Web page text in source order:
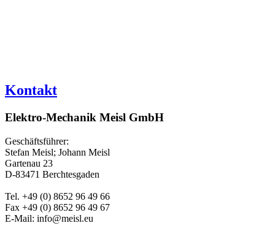
Kontakt
Elektro-Mechanik Meisl GmbH
Geschäftsführer:
Stefan Meisl; Johann Meisl
Gartenau 23
D-83471 Berchtesgaden
Tel. +49 (0) 8652 96 49 66
Fax +49 (0) 8652 96 49 67
E-Mail: info@meisl.eu